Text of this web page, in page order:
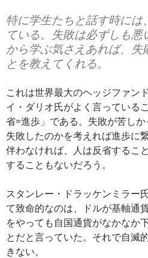
特に学生たちと話す時には
ている。失敗は必ずしも
から学ぶ気さえあれば、失
とを教えてくれる。
これは世界最大のヘッジファン
イ・ダリオ氏がよく言っている
省=進歩」である。失敗が苦し
失敗したのかを考えれば進歩に
伴わなければ、人は反省するこ
することもないだろう。
スタンレー・ドラッケンミラー
て致命的なのは、ドルが基軸通
をやっても自国通貨がなかなか
とだと言っていた。それで自滅
きない。